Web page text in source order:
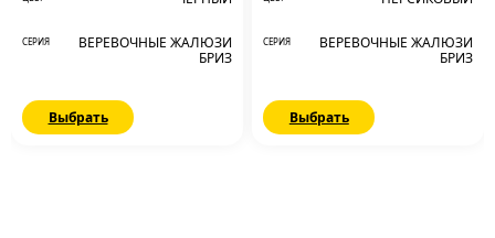
СЕРИЯ
ВЕРЕВОЧНЫЕ ЖАЛЮЗИ
БРИЗ
Выбрать
СЕРИЯ
ВЕРЕВОЧНЫЕ ЖАЛЮЗИ
БРИЗ
Выбрать